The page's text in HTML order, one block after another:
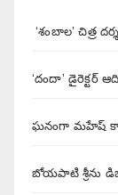
‘శంబాల’ చిత్ర
‘దందా’ డైరెక్ట‌ర్
ఘనంగా మహేష్
బోయపాటి శ్రీను